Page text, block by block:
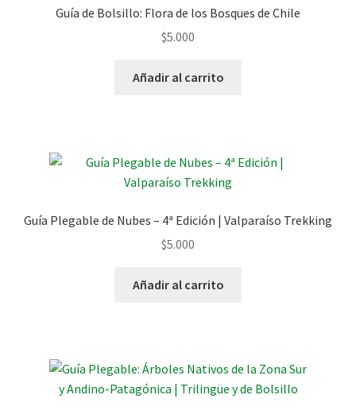
Guía de Bolsillo: Flora de los Bosques de Chile
$5.000
Añadir al carrito
Guía Plegable de Nubes – 4ª Edición | Valparaíso Trekking
$5.000
Añadir al carrito